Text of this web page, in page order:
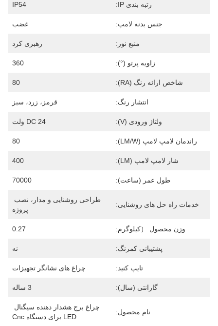
رتبه بندی IP: IP54
جنس بدنه لامپ: غضب
منبع نور: رهبری کرد
زاویه پرتو (°): 360
شاخص ارائه رنگ (RA): 80
انتشار رنگ: قرمز، زرد، سبز
ولتاژ ورودی (V): DC 24 ولت
راندمان لامپ لامپ (LM/W): 80
شار لامپ لامپ (LM): 400
طول عمر (ساعت): 70000
خدمات راه حل های روشنایی:
پروژه
وزن محصول （کیلوگرم: 0.27
پشتیبانی کمرنگ: نه
تایپ کنید: چراغ های نشانگر تجهیزات
گارانتی (سال): 3 ساله
نام محصول:
LED برای دستگاه Cnc